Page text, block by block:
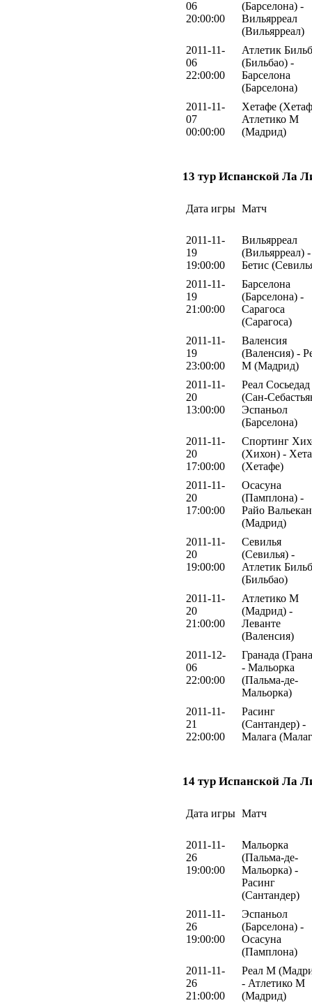
06
20:00:00
(Барселона) -
Вильярреал
(Вильярреал)
2011-11-
06
22:00:00
Атлетик
(Бильбао) -
Барселона
(Барселона)
2011-11-
07
00:00:00
Хетафе
Атлетико М
(Мадрид)
13 тур Испанской Ла
Дата игры Матч
2011-11-
19
19:00:00
Вильярреал
(Вильярреал) -
Бетис
2011-11-
19
21:00:00
Барселона
(Барселона) -
Сарагоса
(Сарагоса)
2011-11-
19
23:00:00
Валенсия
(Валенсия) -
М (Мадрид)
2011-11-
20
13:00:00
Реал Сосьедад
(Сан-
Эспаньол
(Барселона)
2011-11-
20
17:00:00
Спортинг
(Хихон) -
(Хетафе)
2011-11-
20
17:00:00
Осасуна
(Памплона) -
Райо
(Мадрид)
2011-11-
20
19:00:00
Севилья
(Севилья) -
Атлетик
(Бильбао)
2011-11-
20
21:00:00
Атлетико М
(Мадрид) -
Леванте
(Валенсия)
2011-12-
06
22:00:00
Гранада
- Мальорка
(Пальма-де-
Мальорка)
2011-11-
21
22:00:00
Расинг
(Сантандер) -
Малага
14 тур Испанской Ла
Дата игры Матч
2011-11-
26
19:00:00
Мальорка
(Пальма-де-
Мальорка) -
Расинг
(Сантандер)
2011-11-
26
19:00:00
Эспаньол
(Барселона) -
Осасуна
(Памплона)
2011-11-
26
21:00:00
Реал М
- Атлетико М
(Мадрид)